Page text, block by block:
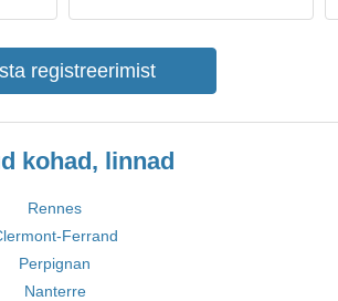
registreerimist
kohad, linnad
Rennes
Ferrand
Perpignan
Nanterre